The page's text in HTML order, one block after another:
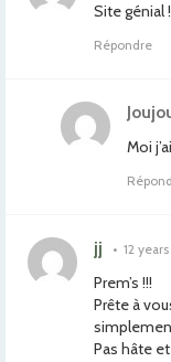
Site génial
Répondre
Moi
jj • 12
Prem’s !!!
Prête à
Pas hâte